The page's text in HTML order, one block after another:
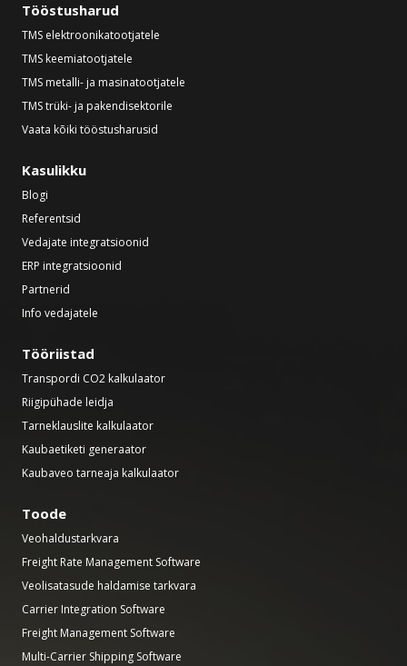
Tööstusharud
TMS elektroonikatootjatele
TMS keemiatootjatele
TMS metalli- ja masinatootjatele
TMS trüki- ja pakendisektorile
Vaata kõiki tööstusharusid
Kasulikku
Blogi
Referentsid
Vedajate integratsioonid
ERP integratsioonid
Partnerid
Info vedajatele
Tööriistad
Transpordi CO2 kalkulaator
Riigipühade leidja
Tarneklauslite kalkulaator
Kaubaetiketi generaator
Kaubaveo tarneaja kalkulaator
Toode
Veohaldustarkvara
Freight Rate Management Software
Veolisatasude haldamise tarkvara
Carrier Integration Software
Freight Management Software
Multi-Carrier Shipping Software